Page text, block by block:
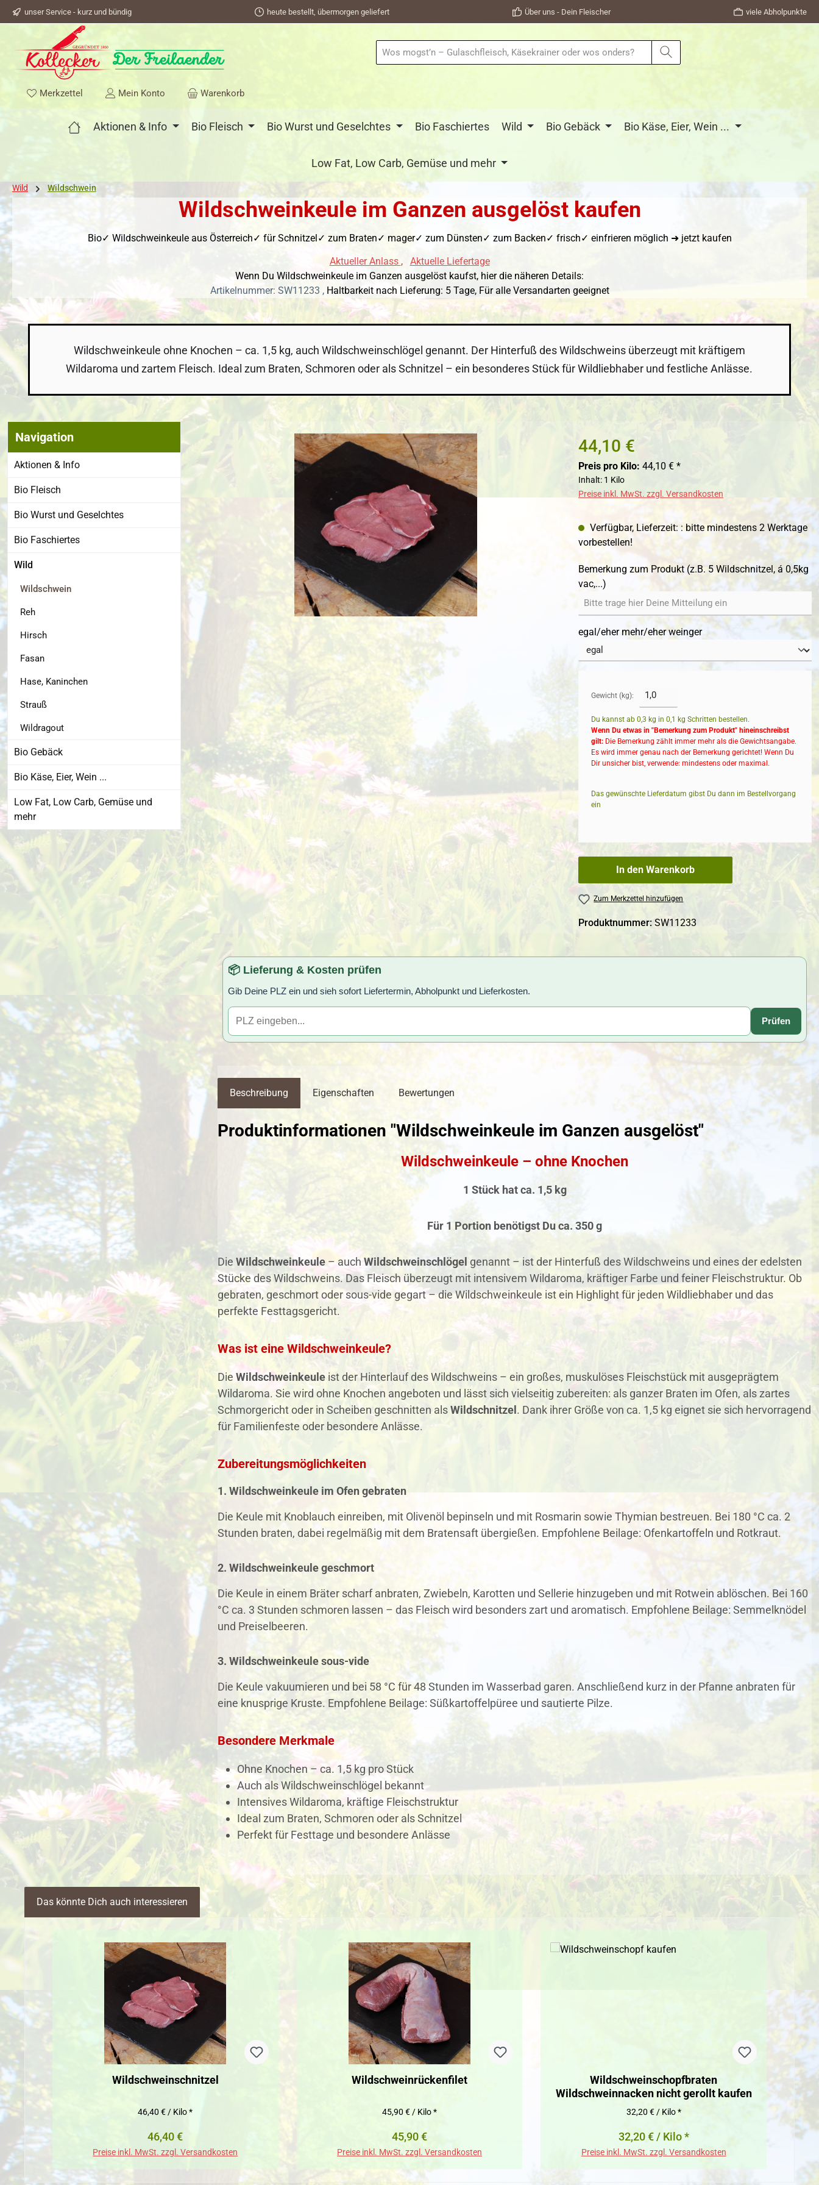
Zur Hauptnavigation springen
unser Service - kurz und bündig heute bestellt, übermorgen geliefert Über uns - Dein Fleischer viele Abholpunkte
Merkzettel Du hast 0 Produkte auf dem Merkzettel
Mein Konto Warenkorb
Aktionen & Info Bio Fleisch Bio Wurst und Geselchtes Bio Faschiertes Wild Bio Gebäck Bio Käse, Eier, Wein ...
Low Fat, Low Carb, Gemüse und mehr
Wild Wildschwein
Wildschweinkeule im Ganzen ausgelöst kaufen
Bio✓ Wildschweinkeule aus Österreich✓ für Schnitzel✓ zum Braten✓ mager✓ zum Dünsten✓ zum Backen✓ frisch✓ einfrieren möglich ➜ jetzt kaufen
Aktueller Anlass ,
Aktuelle Liefertage
Wenn Du Wildschweinkeule im Ganzen ausgelöst kaufst, hier die näheren Details:
Artikelnummer: SW11233 , Haltbarkeit nach Lieferung: 5 Tage, Für alle Versandarten geeignet
Wildschweinkeule ohne Knochen – ca. 1,5 kg, auch Wildschweinschlögel genannt. Der Hinterfuß des Wildschweins überzeugt mit kräftigem
Wildaroma und zartem Fleisch. Ideal zum Braten, Schmoren oder als Schnitzel – ein besonderes Stück für Wildliebhaber und festliche Anlässe.
Navigation
Aktionen & Info
Bio Fleisch
Bio Wurst und Geselchtes
Bio Faschiertes
Wild
Wildschwein
Reh
Hirsch
Fasan
Hase, Kaninchen
Strauß
Wildragout
Bio Gebäck
Bio Käse, Eier, Wein ...
Low Fat, Low Carb, Gemüse und
mehr
Bildergalerie überspringen 44,10 €
Preis pro Kilo: 44,10 € *
Inhalt: 1 Kilo
Preise inkl. MwSt. zzgl. Versandkosten
Verfügbar, Lieferzeit: : bitte mindestens 2 Werktage
vorbestellen!
Bemerkung zum Produkt (z.B. 5 Wildschnitzel, á 0,5kg
vac,...)
egal/eher mehr/eher weinger
Gewicht (kg):
Du kannst ab 0,3 kg in0,1 kg Schritten bestellen.
Wenn Du etwas in "Bemerkung zum Produkt" hineinschreibst
gilt: Die Bemerkung zählt immer mehr als die Gewichtsangabe.
Es wird immer genau nach der Bemerkung gerichtet! Wenn Du
Dir unsicher bist, verwende: mindestens oder maximal.
Das gewünschte Lieferdatum gibst Du dann im Bestellvorgang
ein
In den Warenkorb
Zum Merkzettel hinzufügen
Produktnummer:SW11233
📦 Lieferung & Kosten prüfen
Gib Deine PLZ ein und sieh sofort Liefertermin, Abholpunkt und Lieferkosten.
Prüfen
Beschreibung Eigenschaften Bewertungen
Produktinformationen "Wildschweinkeule im Ganzen ausgelöst"
Wildschweinkeule – ohne Knochen
1 Stück hat ca. 1,5 kg
Für 1 Portion benötigst Du ca. 350 g
Die Wildschweinkeule – auch Wildschweinschlögel genannt – ist der Hinterfuß des Wildschweins und eines der edelsten
Stücke des Wildschweins. Das Fleisch überzeugt mit intensivem Wildaroma, kräftiger Farbe und feiner Fleischstruktur. Ob
gebraten, geschmort oder sous-vide gegart – die Wildschweinkeule ist ein Highlight für jeden Wildliebhaber und das
perfekte Festtagsgericht.
Was ist eine Wildschweinkeule?
Die Wildschweinkeule ist der Hinterlauf des Wildschweins – ein großes, muskulöses Fleischstück mit ausgeprägtem
Wildaroma. Sie wird ohne Knochen angeboten und lässt sich vielseitig zubereiten: als ganzer Braten im Ofen, als zartes
Schmorgericht oder in Scheiben geschnitten alsWildschnitzel. Dank ihrer Größe von ca. 1,5 kg eignet sie sich hervorragend
für Familienfeste oder besondere Anlässe.
Zubereitungsmöglichkeiten
1. Wildschweinkeule im Ofen gebraten
Die Keule mit Knoblauch einreiben, mit Olivenöl bepinseln und mit Rosmarin sowie Thymian bestreuen. Bei 180 °C ca. 2
Stunden braten, dabei regelmäßig mit dem Bratensaft übergießen. Empfohlene Beilage: Ofenkartoffeln und Rotkraut.
2. Wildschweinkeule geschmort
Die Keule in einem Bräter scharf anbraten, Zwiebeln, Karotten und Sellerie hinzugeben und mit Rotwein ablöschen. Bei 160
°C ca. 3 Stunden schmoren lassen – das Fleisch wird besonders zart und aromatisch. Empfohlene Beilage: Semmelknödel
und Preiselbeeren.
3. Wildschweinkeule sous-vide
Die Keule vakuumieren und bei 58 °C für 48 Stunden im Wasserbad garen. Anschließend kurz in der Pfanne anbraten für
eine knusprige Kruste. Empfohlene Beilage: Süßkartoffelpüree und sautierte Pilze.
Besondere Merkmale
Ohne Knochen – ca. 1,5 kg pro Stück
Auch als Wildschweinschlögel bekannt
Intensives Wildaroma, kräftige Fleischstruktur
Ideal zum Braten, Schmoren oder als Schnitzel
Perfekt für Festtage und besondere Anlässe
Das könnte Dich auch interessieren
Wildschweinschnitzel
46,40 € / Kilo *
Regulärer Preis:
46,40 €
Preise inkl. MwSt. zzgl. Versandkosten
Wildschweinrückenfilet
45,90 € / Kilo *
Regulärer Preis:
45,90 €
Preise inkl. MwSt. zzgl. Versandkosten
Wildschweinschopfbraten
Wildschweinnacken nicht gerollt kaufen
32,20 € / Kilo *
32,20 € / Kilo *
Preise inkl. MwSt. zzgl. Versandkosten